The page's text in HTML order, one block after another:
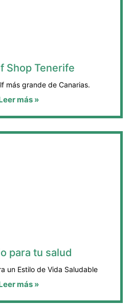
Shop Tenerife
más grande de Canarias.
más »
para tu salud
un Estilo de Vida Saludable
más »